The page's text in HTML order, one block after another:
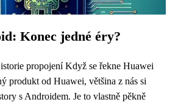
Konec jedné éry?
propojení Když se řekne Huawei
produkt od Huawei, většina z nás si
s Androidem. Je to vlastně pěkně